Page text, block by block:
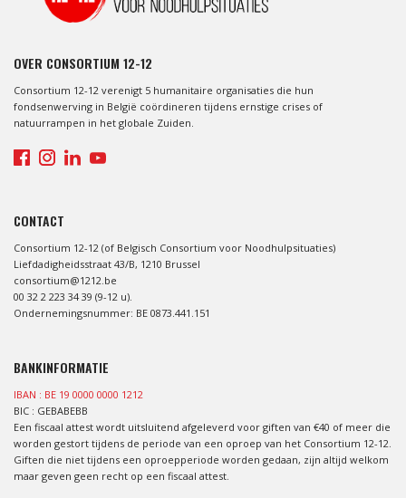
OVER CONSORTIUM 12-12
Consortium 12-12 verenigt 5 humanitaire organisaties die hun
fondsenwerving in België coördineren tijdens ernstige crises of
natuurrampen in het globale Zuiden.
CONTACT
Consortium 12-12 (of Belgisch Consortium voor Noodhulpsituaties)
Liefdadigheidsstraat 43/B, 1210 Brussel
consortium@1212.be
00 32 2 223 34 39 (9-12 u).
Ondernemingsnummer: BE 0873.441.151
BANKINFORMATIE
IBAN : BE 19 0000 0000 1212
BIC : GEBABEBB
Een fiscaal attest wordt uitsluitend afgeleverd voor giften van €40 of meer die
worden gestort tijdens de periode van een oproep van het Consortium 12-12.
Giften die niet tijdens een oproepperiode worden gedaan, zijn altijd welkom
maar geven geen recht op een fiscaal attest.